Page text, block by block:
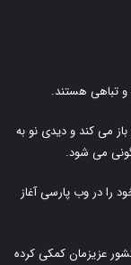
و تباهی هستند.
می کند و دیدی نو به
می شود.
را در وب پارسی آغاز
عزیزمان کمکی کرده